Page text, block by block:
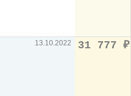
13.10.2022 31 777 ₽